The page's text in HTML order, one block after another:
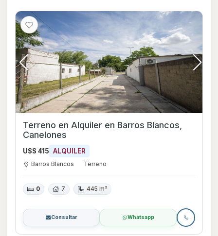
Terreno en Alquiler en Barros Blancos,
Canelones
U$S 415 ALQUILER
Barros Blancos Terreno
0 7 445 m²
Consultar Whatsapp